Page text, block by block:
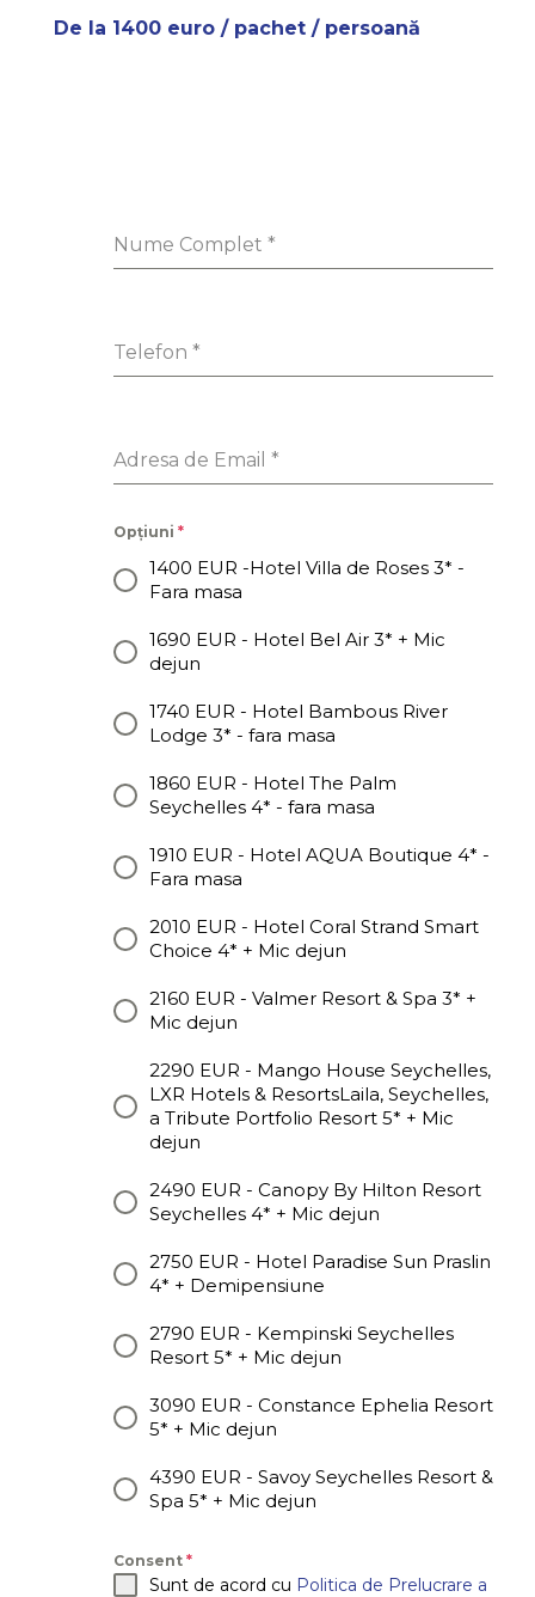
De la 1400 euro / pachet / persoană
Nume Complet *
Telefon *
Adresa de Email *
Opțiuni *
1400 EUR -Hotel Villa de Roses 3* -
Fara masa
1690 EUR - Hotel Bel Air 3* + Mic
dejun
1740 EUR - Hotel Bambous River
Lodge 3* - fara masa
1860 EUR - Hotel The Palm
Seychelles 4* - fara masa
1910 EUR - Hotel AQUA Boutique 4* -
Fara masa
2010 EUR - Hotel Coral Strand Smart
Choice 4* + Mic dejun
2160 EUR - Valmer Resort & Spa 3* +
Mic dejun
2290 EUR - Mango House Seychelles,
LXR Hotels & ResortsLaila, Seychelles,
a Tribute Portfolio Resort 5* + Mic
dejun
2490 EUR - Canopy By Hilton Resort
Seychelles 4* + Mic dejun
2750 EUR - Hotel Paradise Sun Praslin
4* + Demipensiune
2790 EUR - Kempinski Seychelles
Resort 5* + Mic dejun
3090 EUR - Constance Ephelia Resort
5* + Mic dejun
4390 EUR - Savoy Seychelles Resort &
Spa 5* + Mic dejun
Consent *
Sunt de acord cu Politica de Prelucrare a